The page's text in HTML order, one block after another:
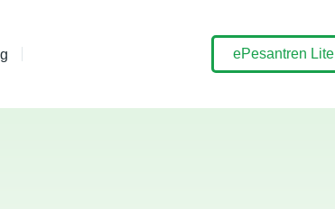
ePesantren Lite